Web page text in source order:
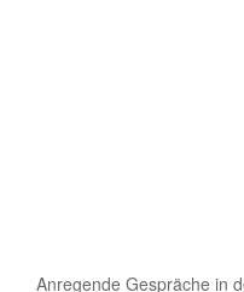
Anregende Gespräche in